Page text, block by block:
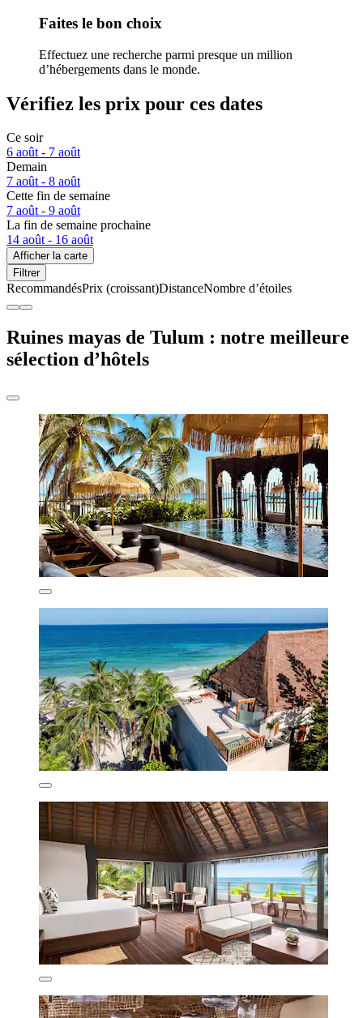
Faites le bon choix
Effectuez une recherche parmi presque un million
d’hébergements dans le monde.
Vérifiez les prix pour ces dates
Ce soir
6 août - 7 août
Demain
7 août - 8 août
Cette fin de semaine
7 août - 9 août
La fin de semaine prochaine
14 août - 16 août
Afficher la carte
Filtrer
RecommandésPrix (croissant)DistanceNombre d’étoiles
Ruines mayas de Tulum : notre meilleure
sélection d’hôtels